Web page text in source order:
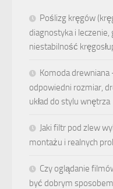
Poślizg kręgów
diagnostyka i leczenie,
niestabilność
Komoda drewniana
odpowiedni rozmiar,
układ do stylu wnętrza
Jaki filtr pod zlew
montażu i realnych
Czy oglądanie
być dobrym